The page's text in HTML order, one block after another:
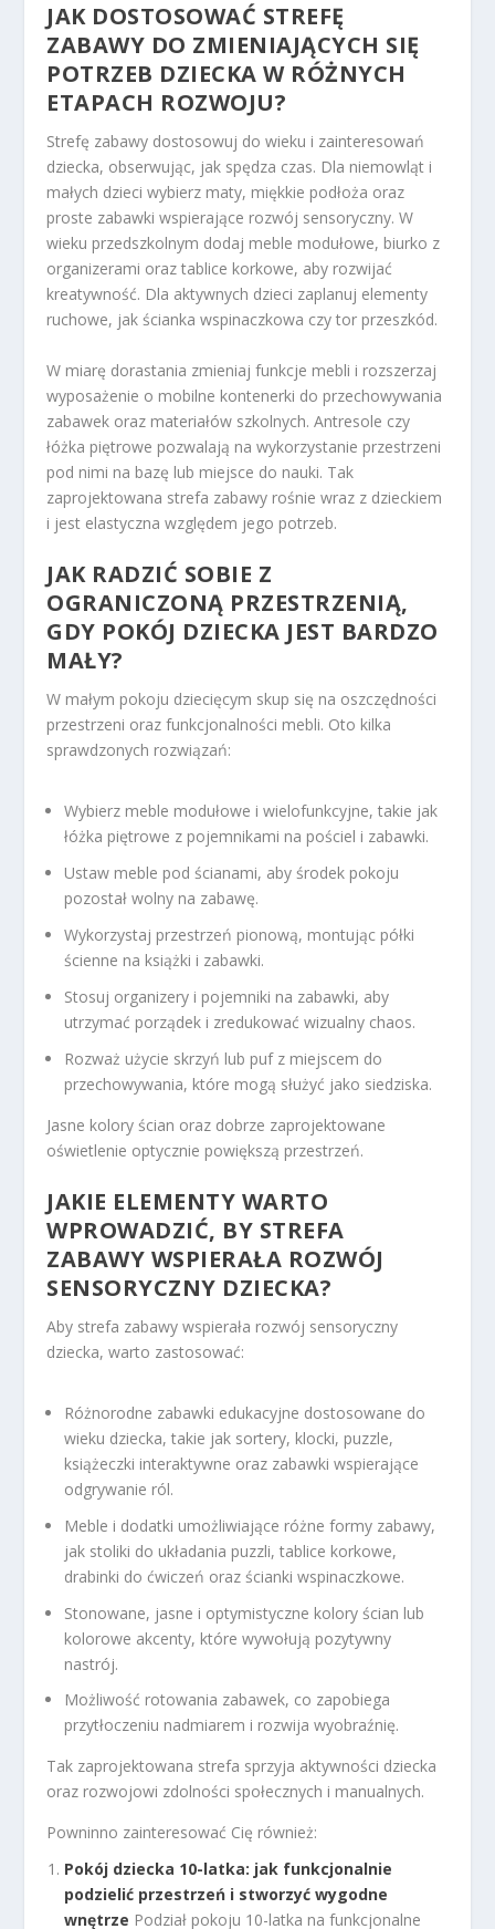
JAK DOSTOSOWAĆ STREFĘ
ZABAWY DO ZMIENIAJĄCYCH SIĘ
POTRZEB DZIECKA W RÓŻNYCH
ETAPACH ROZWOJU?
Strefę zabawy dostosowuj do wieku i zainteresowań
dziecka, obserwując, jak spędza czas. Dla niemowląt i
małych dzieci wybierz maty, miękkie podłoża oraz
proste zabawki wspierające rozwój sensoryczny. W
wieku przedszkolnym dodaj meble modułowe, biurko z
organizerami oraz tablice korkowe, aby rozwijać
kreatywność. Dla aktywnych dzieci zaplanuj elementy
ruchowe, jak ścianka wspinaczkowa czy tor przeszkód.
W miarę dorastania zmieniaj funkcje mebli i rozszerzaj
wyposażenie o mobilne kontenerki do przechowywania
zabawek oraz materiałów szkolnych. Antresole czy
łóżka piętrowe pozwalają na wykorzystanie przestrzeni
pod nimi na bazę lub miejsce do nauki. Tak
zaprojektowana strefa zabawy rośnie wraz z dzieckiem
i jest elastyczna względem jego potrzeb.
JAK RADZIĆ SOBIE Z
OGRANICZONĄ PRZESTRZENIĄ,
GDY POKÓJ DZIECKA JEST BARDZO
MAŁY?
W małym pokoju dziecięcym skup się na oszczędności
przestrzeni oraz funkcjonalności mebli. Oto kilka
sprawdzonych rozwiązań:
Wybierz meble modułowe i wielofunkcyjne, takie jak
łóżka piętrowe z pojemnikami na pościel i zabawki.
Ustaw meble pod ścianami, aby środek pokoju
pozostał wolny na zabawę.
Wykorzystaj przestrzeń pionową, montując półki
ścienne na książki i zabawki.
Stosuj organizery i pojemniki na zabawki, aby
utrzymać porządek i zredukować wizualny chaos.
Rozważ użycie skrzyń lub puf z miejscem do
przechowywania, które mogą służyć jako siedziska.
Jasne kolory ścian oraz dobrze zaprojektowane
oświetlenie optycznie powiększą przestrzeń.
JAKIE ELEMENTY WARTO
WPROWADZIĆ, BY STREFA
ZABAWY WSPIERAŁA ROZWÓJ
SENSORYCZNY DZIECKA?
Aby strefa zabawy wspierała rozwój sensoryczny
dziecka, warto zastosować:
Różnorodne zabawki edukacyjne dostosowane do
wieku dziecka, takie jak sortery, klocki, puzzle,
książeczki interaktywne oraz zabawki wspierające
odgrywanie ról.
Meble i dodatki umożliwiające różne formy zabawy,
jak stoliki do układania puzzli, tablice korkowe,
drabinki do ćwiczeń oraz ścianki wspinaczkowe.
Stonowane, jasne i optymistyczne kolory ścian lub
kolorowe akcenty, które wywołują pozytywny
nastrój.
Możliwość rotowania zabawek, co zapobiega
przytłoczeniu nadmiarem i rozwija wyobraźnię.
Tak zaprojektowana strefa sprzyja aktywności dziecka
oraz rozwojowi zdolności społecznych i manualnych.
Powninno zainteresować Cię również:
Pokój dziecka 10-latka: jak funkcjonalnie
podzielić przestrzeń i stworzyć wygodne
wnętrze Podział pokoju 10-latka na funkcjonalne